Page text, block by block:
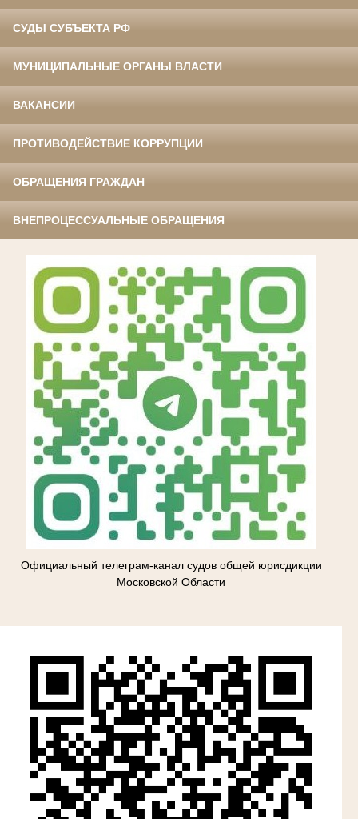
СУДЫ СУБЪЕКТА РФ
МУНИЦИПАЛЬНЫЕ ОРГАНЫ ВЛАСТИ
ВАКАНСИИ
ПРОТИВОДЕЙСТВИЕ КОРРУПЦИИ
ОБРАЩЕНИЯ ГРАЖДАН
ВНЕПРОЦЕССУАЛЬНЫЕ ОБРАЩЕНИЯ
Официальный телеграм-канал судов общей юрисдикции
Московской Области